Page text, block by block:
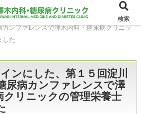
1型糖尿病をメインにした、第１５
ンファレンスで澤木内科・糖尿病クリニッ
した
ンにした、第１５回淀川
尿病カンファレンスで澤
クリニックの管理栄養士
検索